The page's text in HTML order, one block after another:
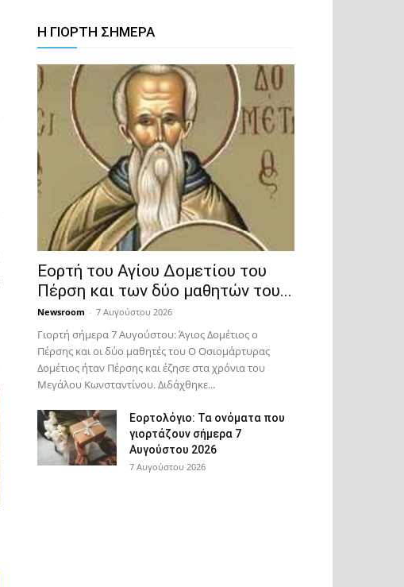
Η ΓΙΟΡΤΗ ΣΗΜΕΡΑ
Εορτή του Αγίου Δομετίου του
Πέρση και των δύο μαθητών του...
Newsroom - 7 Αυγούστου 2026
Γιορτή σήμερα 7 Αυγούστου: Άγιος Δομέτιος ο
Πέρσης και οι δύο μαθητές του Ο Oσιομάρτυρας
Δομέτιος ήταν Πέρσης και έζησε στα χρόνια του
Μεγάλου Κωνσταντίνου. Διδάχθηκε...
Εορτολόγιο: Τα ονόματα που
γιορτάζουν σήμερα 7
Αυγούστου 2026
7 Αυγούστου 2026